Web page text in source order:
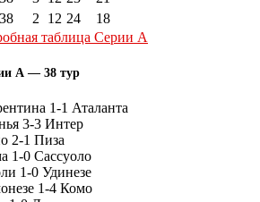
38 2 12 24
18
таблица Серии А
А — 38 тур
1-1 Аталанта
3-3 Интер
2-1 Пиза
1-0 Сассуоло
1-0 Удинезе
1-4 Комо